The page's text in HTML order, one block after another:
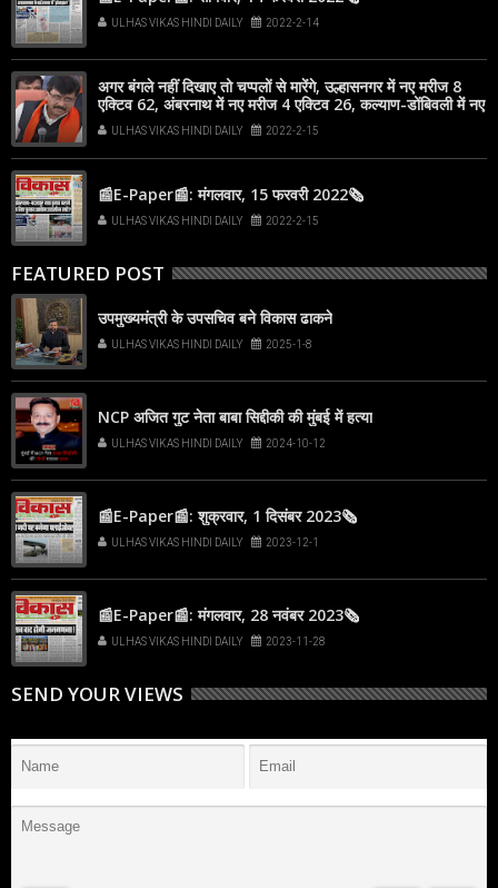
ULHAS VIKAS HINDI DAILY 2022-2-14
अगर बंगले नहीं दिखाए तो चप्पलों से मारेंगे, उल्हासनगर में नए मरीज 8
एक्टिव 62, अंबरनाथ में नए मरीज 4 एक्टिव 26, कल्याण-डोंबिवली में नए
मरीज 12
ULHAS VIKAS HINDI DAILY 2022-2-15
📰E-Paper📰: मंगलवार, 15 फरवरी 2022🗞
ULHAS VIKAS HINDI DAILY 2022-2-15
FEATURED POST
उपमुख्यमंत्री के उपसचिव बने विकास ढाकने
ULHAS VIKAS HINDI DAILY 2025-1-8
NCP अजित गुट नेता बाबा सिद्दीकी की मुंबई में हत्या
ULHAS VIKAS HINDI DAILY 2024-10-12
📰E-Paper📰: शुक्रवार, 1 दिसंबर 2023🗞
ULHAS VIKAS HINDI DAILY 2023-12-1
📰E-Paper📰: मंगलवार, 28 नवंबर 2023🗞
ULHAS VIKAS HINDI DAILY 2023-11-28
SEND YOUR VIEWS